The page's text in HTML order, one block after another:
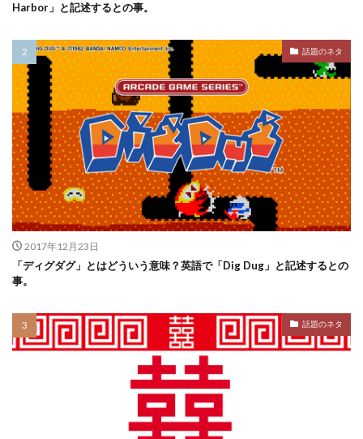
Harbor」と記述するとの事。
話題のネタ
2017年12月23日
「ディグダグ」とはどういう意味？英語で「Dig Dug」と記述するとの
事。
話題のネタ